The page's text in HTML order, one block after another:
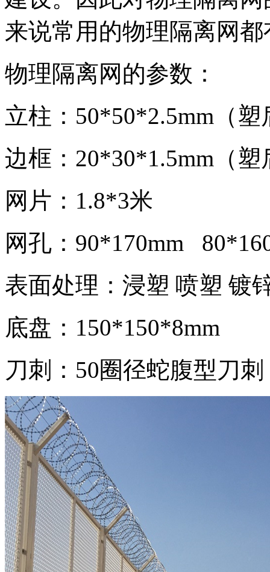
来说常用的物理隔离网
物理隔离网的参数：
立柱：50*50*2.5mm（塑
边框：20*30*1.5mm（塑
网片：1.8*3米
网孔：90*170mm
表面处理：浸塑 喷塑 镀
底盘：150*150*8mm
刀刺：50圈径蛇腹型刀刺